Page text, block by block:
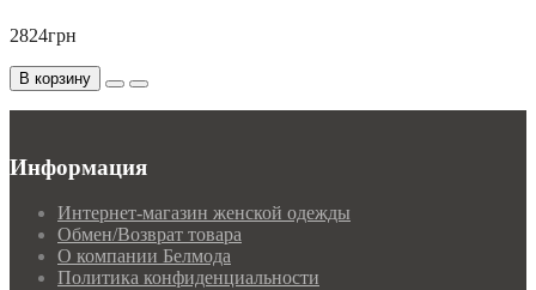
2824грн
В корзину
Информация
Интернет-магазин женской одежды
Обмен/Возврат товара
О компании Белмода
Политика конфиденциальности